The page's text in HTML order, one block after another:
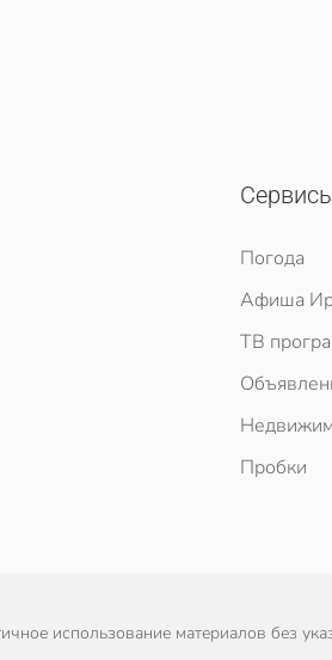
Погода
Афиша
ТВ
Пробки
использование материалов без